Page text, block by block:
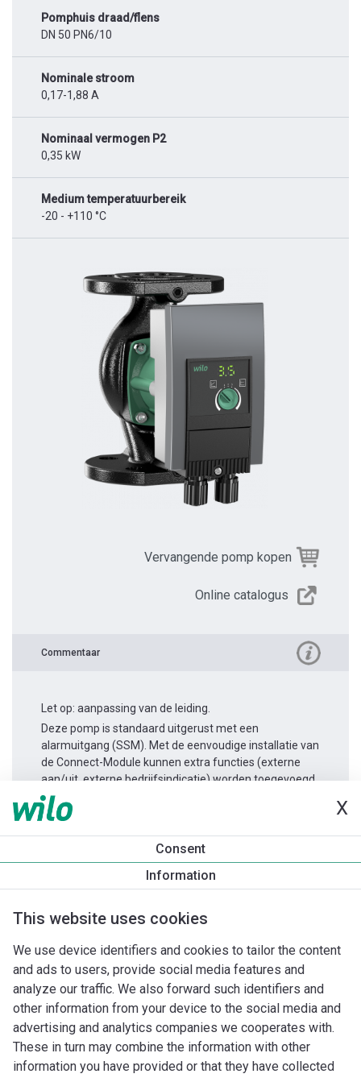
X
Consent
Information
This website uses cookies
We use device identifiers and cookies to tailor the content
and ads to users, provide social media features and
analyze our traffic. We also forward such identifiers and
other information from your device to the social media and
advertising and analytics companies we cooperates with.
These in turn may combine the information with other
information you have provided or that they have collected
Pomphuis draad/flens
DN 50 PN6/10
Nominale stroom
0,17-1,88 A
Nominaal vermogen P2
0,35 kW
Medium temperatuurbereik
-20 - +110 °C
Vervangende pomp kopen
Online catalogus
Commentaar
Let op: aanpassing van de leiding.
Deze pomp is standaard uitgerust met een
alarmuitgang (SSM). Met de eenvoudige installatie van
de Connect-Module kunnen extra functies (externe
aan/uit, externe bedrijfsindicatie) worden toegevoegd.
Productinformatie